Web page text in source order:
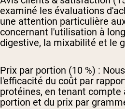
examiné les évaluations
une attention particulière
concernant l'utilisation à
digestive, la mixabilité et le
Prix par portion (10 %) :
l'efficacité du coût par
protéines, en tenant compte
portion et du prix par